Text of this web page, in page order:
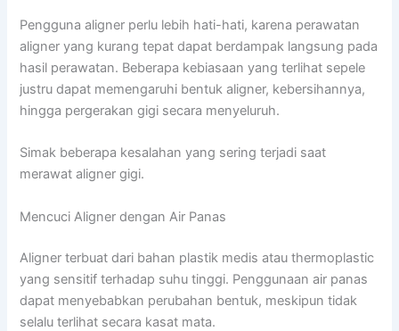
Pengguna aligner perlu lebih hati-hati, karena perawatan
aligner yang kurang tepat dapat berdampak langsung pada
hasil perawatan. Beberapa kebiasaan yang terlihat sepele
justru dapat memengaruhi bentuk aligner, kebersihannya,
hingga pergerakan gigi secara menyeluruh.
Simak beberapa kesalahan yang sering terjadi saat
merawat aligner gigi.
Mencuci Aligner dengan Air Panas
Aligner terbuat dari bahan plastik medis atau thermoplastic
yang sensitif terhadap suhu tinggi. Penggunaan air panas
dapat menyebabkan perubahan bentuk, meskipun tidak
selalu terlihat secara kasat mata.